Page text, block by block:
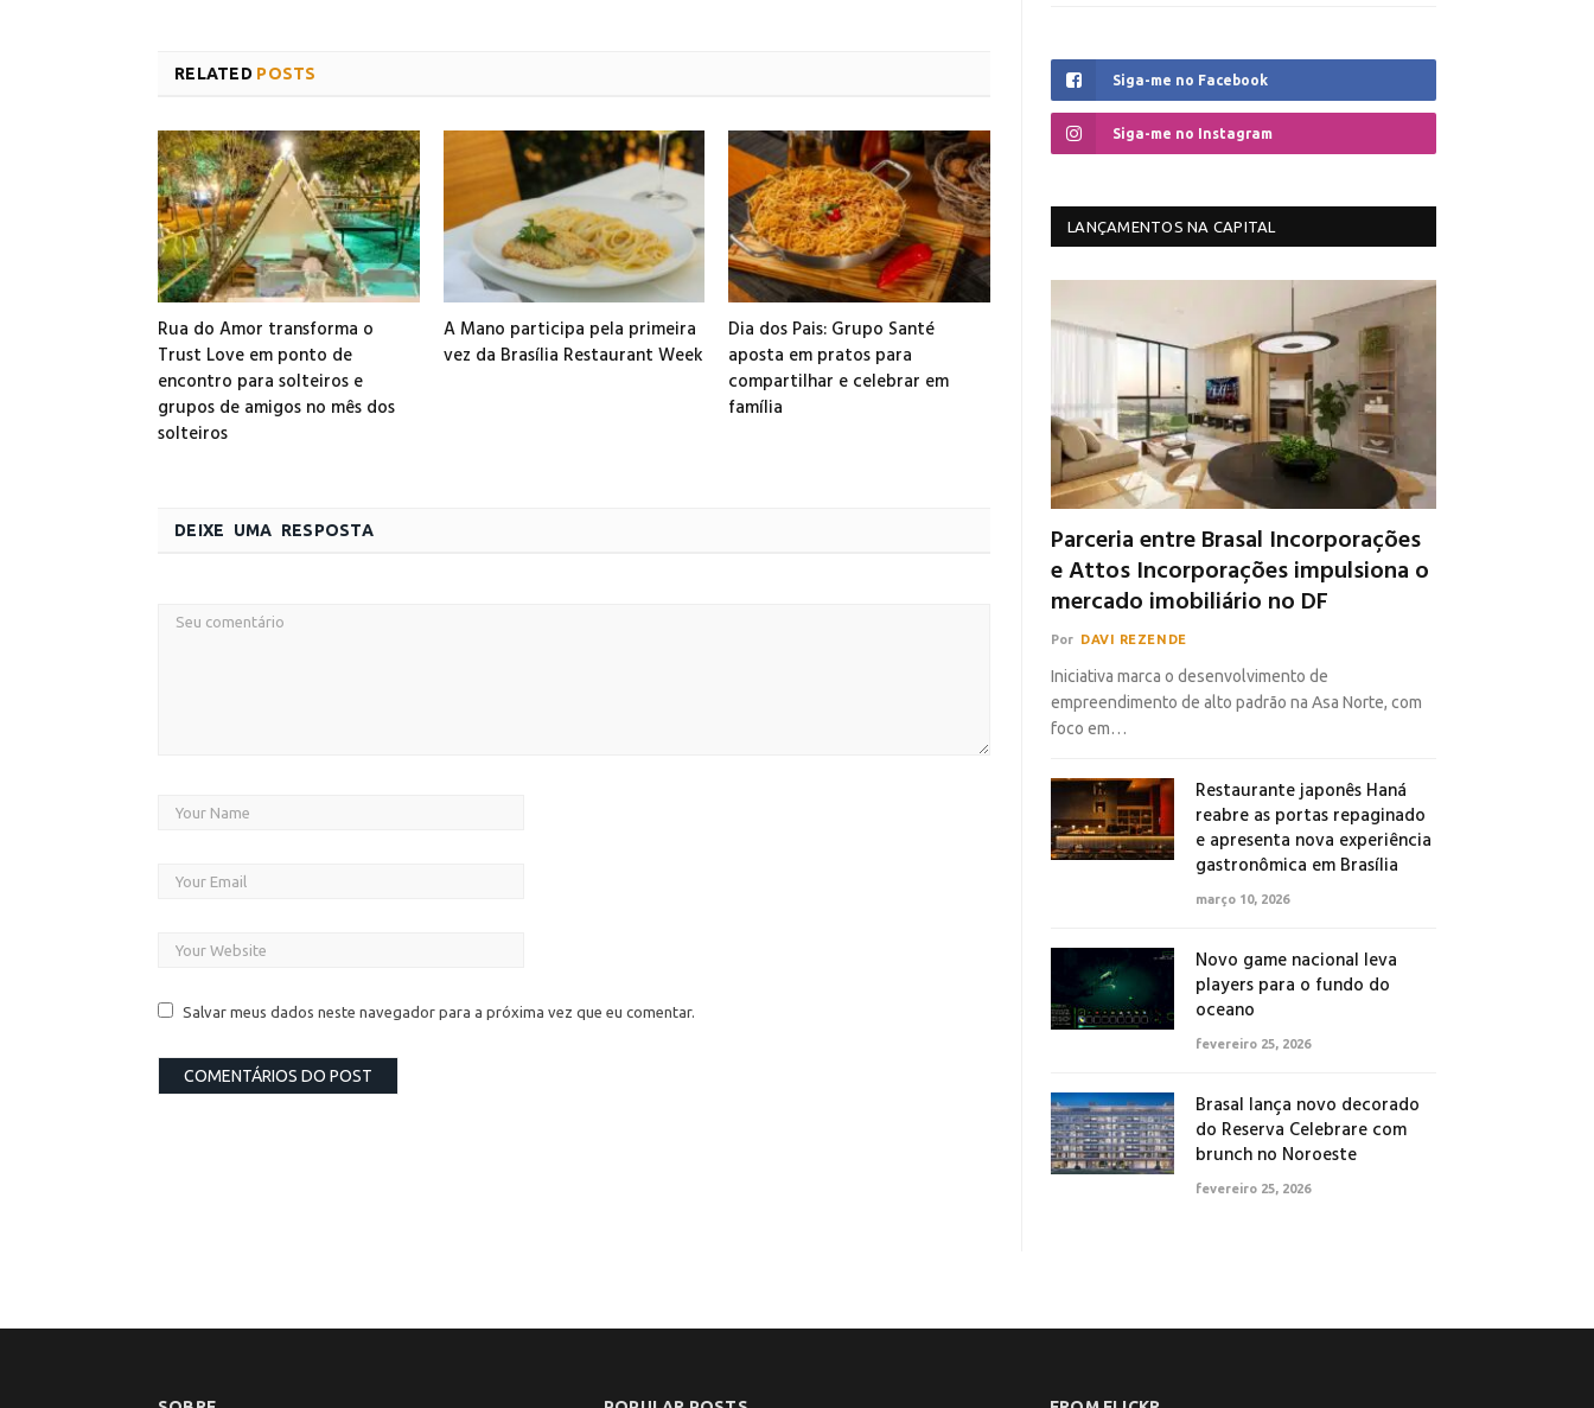
RELATED POSTS
Rua do Amor transforma o
Trust Love em ponto de
encontro para solteiros e
grupos de amigos no mês dos
solteiros
A Mano participa pela primeira
vez da Brasília Restaurant Week
Dia dos Pais: Grupo Santé
aposta em pratos para
compartilhar e celebrar em
família
DEIXE UMA RESPOSTA
Salvar meus dados neste navegador para a próxima vez que eu comentar.
Siga-me no Facebook
Siga-me no Instagram
LANÇAMENTOS NA CAPITAL
Parceria entre Brasal Incorporações
e Attos Incorporações impulsiona o
mercado imobiliário no DF
Por DAVI REZENDE
Iniciativa marca o desenvolvimento de
empreendimento de alto padrão na Asa Norte, com
foco em…
Restaurante japonês Haná
reabre as portas repaginado
e apresenta nova experiência
gastronômica em Brasília
março 10, 2026
Novo game nacional leva
players para o fundo do
oceano
fevereiro 25, 2026
Brasal lança novo decorado
do Reserva Celebrare com
brunch no Noroeste
fevereiro 25, 2026